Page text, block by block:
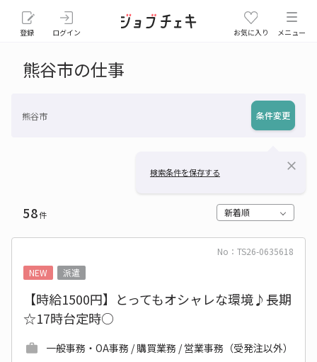
登録 ログイン お気に入り メニュー
熊谷市の仕事
熊谷市 条件変更
検索条件を保存する close
58件 新着順
No：TS26-0635618
NEW
派遣
【時給1500円】とってもオシャレな環境♪長期
☆17時台定時○
一般事務・OA事務 / 購買業務 / 営業事務（受発注以外）